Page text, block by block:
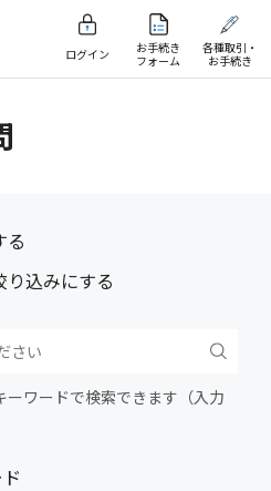
ログイン
お手続き
フォーム
各種取引・
お手続き
る
込みにする
ーワードで検索できます（入力